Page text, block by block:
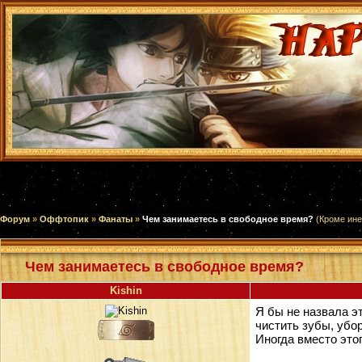
Форум » Оффтопик » Фанаты » Чем занимаетесь в свободное время? (Кроме
Чем занимаетесь в свободное время?
Kishin
Я бы не назвала
чистить зубы,
Иногда вместо